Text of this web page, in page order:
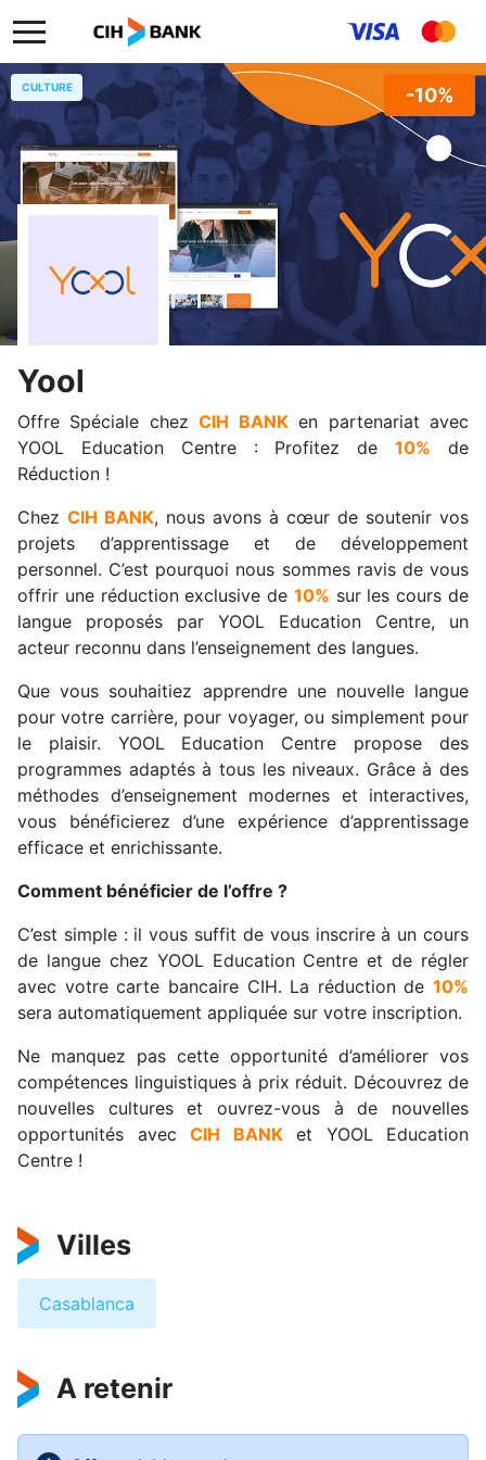
CULTURE -10%
Yool
Offre Spéciale chezCIH BANKen partenariat avec
YOOL Education Centre : Profitez de10% de
Réduction !
Chez CIH BANK, nous avons à cœur de soutenir vos
projets d’apprentissage et de développement
personnel. C’est pourquoi nous sommes ravis de vous
offrir une réduction exclusive de 10% sur les cours de
langue proposés par YOOL Education Centre, un
acteur reconnu dans l’enseignement des langues.
Que vous souhaitiez apprendre une nouvelle langue
pour votre carrière, pour voyager, ou simplement pour
le plaisir. YOOL Education Centre propose des
programmes adaptés à tous les niveaux. Grâce à des
méthodes d’enseignement modernes et interactives,
vous bénéficierez d’une expérience d’apprentissage
efficace et enrichissante.
Comment bénéficier de l’offre ?
C’est simple : il vous suffit de vous inscrire à un cours
de langue chez YOOL Education Centre et de régler
avec votre carte bancaire CIH. La réduction de 10%
sera automatiquement appliquée sur votre inscription.
Ne manquez pas cette opportunité d’améliorer vos
compétences linguistiques à prix réduit. Découvrez de
nouvelles cultures et ouvrez-vous à de nouvelles
opportunités avec CIH BANKet YOOL Education
Centre !
Villes
Casablanca
A retenir